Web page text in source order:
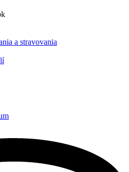
a stravovania